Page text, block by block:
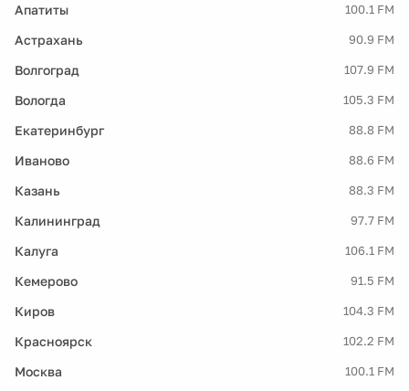
Апатиты 100.1 FM
Астрахань 90.9 FM
Волгоград 107.9 FM
Вологда 105.3 FM
Екатеринбург 88.8 FM
Иваново 88.6 FM
Казань 88.3 FM
Калининград 97.7 FM
Калуга 106.1 FM
Кемерово 91.5 FM
Киров 104.3 FM
Красноярск 102.2 FM
Москва 100.1 FM